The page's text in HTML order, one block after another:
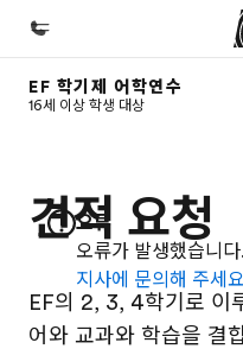
프로그램
제공하는 과정 안내
가까운 지사 검색
EF 학기제 어학연수
16세 이상 학생 대상
견적 요청
EF의 2, 3, 4학기로 이
어와 교과와 학습을 결
오류
오류가 발생했습니다.
지사에 문의해 주세